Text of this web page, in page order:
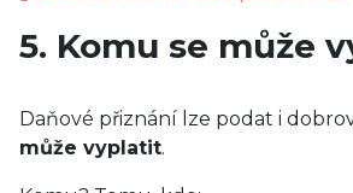
5. Komu se může
Daňové přiznání lze podat i
může vyplatit.